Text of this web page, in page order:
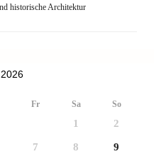
historische Architektur
Fr Sa So
1 2
7 8 9